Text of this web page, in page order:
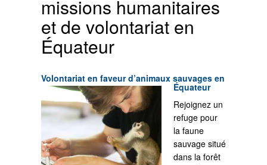
missions humanitaires
et de volontariat en
Équateur
Volontariat en faveur d’animaux sauvages en
Équateur
Rejoignez un
refuge pour
la faune
sauvage situé
dans la forêt